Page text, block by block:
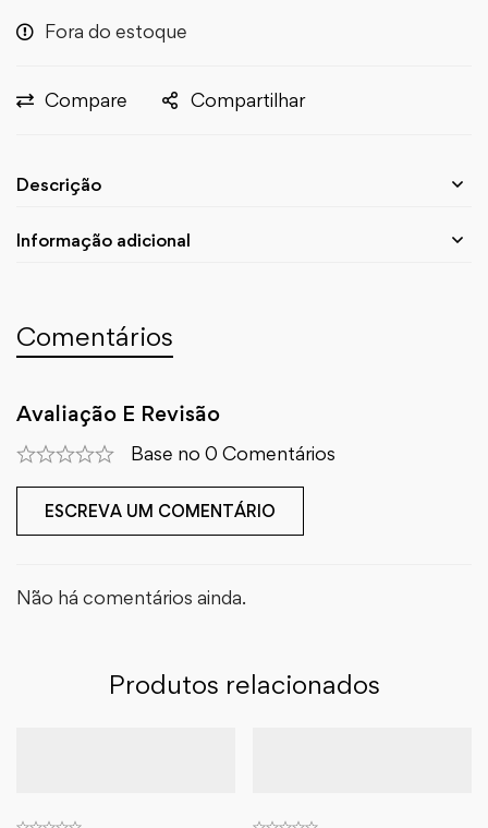
Fora do estoque
Compare Compartilhar
Descrição
Informação adicional
Comentários
Avaliação E Revisão
Base no 0 Comentários
ESCREVA UM COMENTÁRIO
Não há comentários ainda.
Produtos relacionados